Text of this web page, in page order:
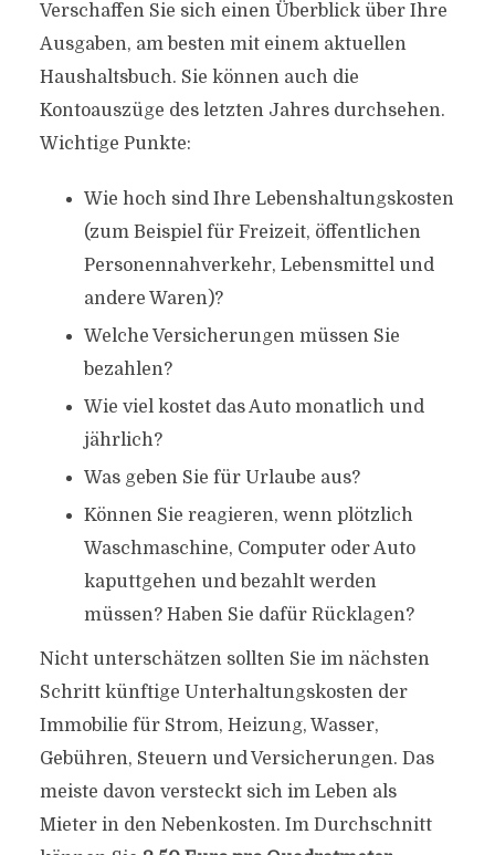
Verschaffen Sie sich einen Überblick über Ihre
Ausgaben, am besten mit einem aktuellen
Haushaltsbuch. Sie können auch die
Kontoauszüge des letzten Jahres durchsehen.
Wichtige Punkte:
Wie hoch sind Ihre Lebenshaltungskosten
(zum Beispiel für Freizeit, öffentlichen
Personennahverkehr, Lebensmittel und
andere Waren)?
Welche Versicherungen müssen Sie
bezahlen?
Wie viel kostet das Auto monatlich und
jährlich?
Was geben Sie für Urlaube aus?
Können Sie reagieren, wenn plötzlich
Waschmaschine, Computer oder Auto
kaputtgehen und bezahlt werden
müssen? Haben Sie dafür Rücklagen?
Nicht unterschätzen sollten Sie im nächsten
Schritt künftige Unterhaltungskosten der
Immobilie für Strom, Heizung, Wasser,
Gebühren, Steuern und Versicherungen. Das
meiste davon versteckt sich im Leben als
Mieter in den Nebenkosten. Im Durchschnitt